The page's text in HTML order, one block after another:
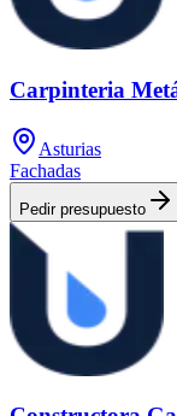
Carpinteria
Asturias
Fachadas
Pedir presupuesto